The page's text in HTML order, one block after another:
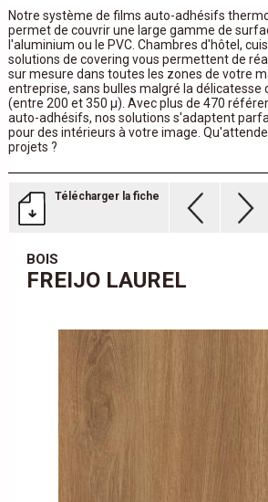
Notre système de films auto-adhésifs
permet de couvrir une large gamme de
l'aluminium ou le PVC. Chambres d'hôtel,
solutions de covering vous permettent de
sur mesure dans toutes les zones de votre
entreprise, sans bulles malgré la délicatesse
(entre 200 et 350 μ). Avec plus de 470
auto-adhésifs, nos solutions s'adaptent
pour des intérieurs à votre image.
projets ?
Télécharger la fiche
BOIS
FREIJO LAUREL